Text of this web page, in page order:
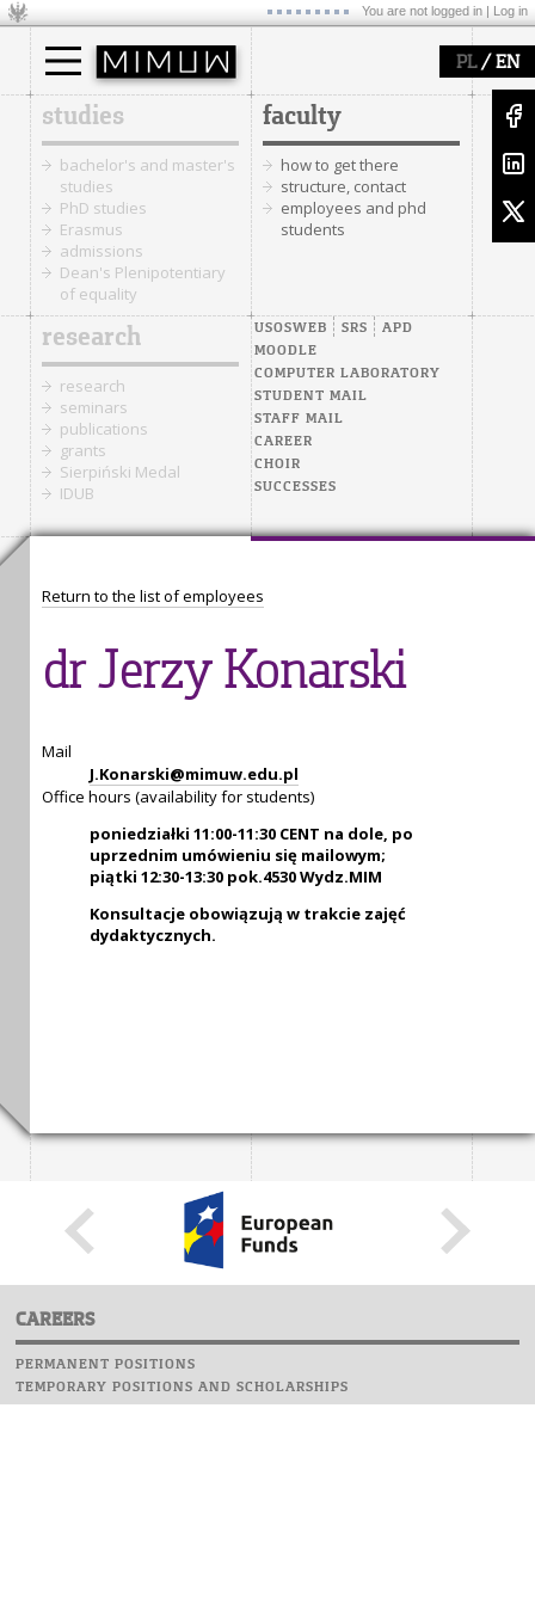
You are not logged in | Log in
PL/ EN
studies
bachelor's and master's
studies
PhD studies
Erasmus
admissions
Dean's Plenipotentiary
of equality
faculty
how to get there
structure, contact
employees and phd
students
research
research
seminars
publications
grants
Sierpiński Medal
IDUB
USOSWEB SRS
APD
MOODLE
COMPUTER LABORATORY
STUDENT MAIL
STAFF MAIL
CAREER
CHOIR
SUCCESSES
Return to the list of employees
dr Jerzy Konarski
Mail
J.Konarski@mimuw.edu.pl
Office hours (availability for students)
poniedziałki 11:00-11:30 CENT na dole, po
uprzednim umówieniu się mailowym;
piątki 12:30-13:30 pok.4530 Wydz.MIM
Konsultacje obowiązują w trakcie zajęć
dydaktycznych.
CAREERS
PERMANENT POSITIONS
TEMPORARY POSITIONS AND SCHOLARSHIPS